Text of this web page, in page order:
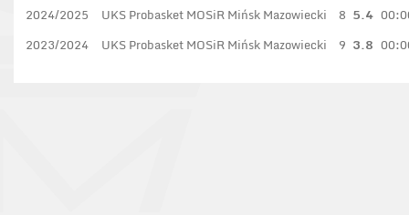
2024/2025
UKS Probasket MOSiR Mińsk Mazowiecki 8 5.4
2023/2024
UKS Probasket MOSiR Mińsk Mazowiecki 9 3.8